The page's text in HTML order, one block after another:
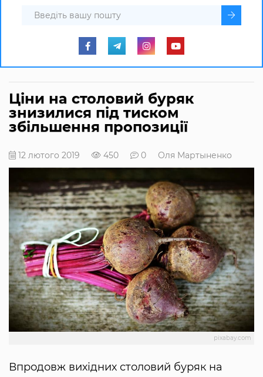
Ціни на столовий буряк
знизилися під тиском
збільшення пропозиції
12 лютого 2019 450 0 Оля Мартыненко
pixabay.com
Впродовж вихідних столовий буряк на